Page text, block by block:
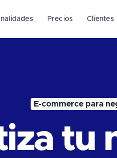
Precios Clientes
E-commerce para
tu